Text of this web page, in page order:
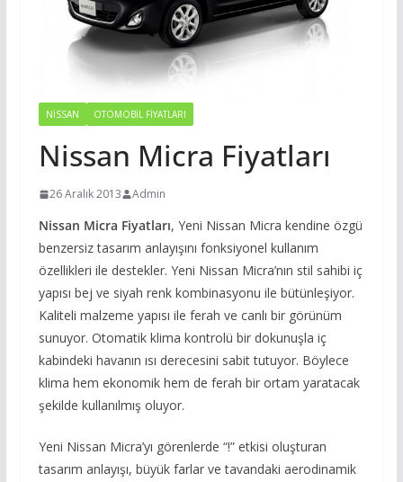
NISSAN OTOMOBIL FIYATLARI
Nissan Micra Fiyatları
26 Aralık 2013 Admin
Nissan Micra Fiyatları, Yeni Nissan Micra kendine özgü
benzersiz tasarım anlayışını fonksiyonel kullanım
özellikleri ile destekler. Yeni Nissan Micra’nın stil sahibi iç
yapısı bej ve siyah renk kombinasyonu ile bütünleşiyor.
Kaliteli malzeme yapısı ile ferah ve canlı bir görünüm
sunuyor. Otomatik klima kontrolü bir dokunuşla iç
kabindeki havanın ısı derecesini sabit tutuyor. Böylece
klima hem ekonomik hem de ferah bir ortam yaratacak
şekilde kullanılmış oluyor.
Yeni Nissan Micra’yı görenlerde “!” etkisi oluşturan
tasarım anlayışı, büyük farlar ve tavandaki aerodinamik